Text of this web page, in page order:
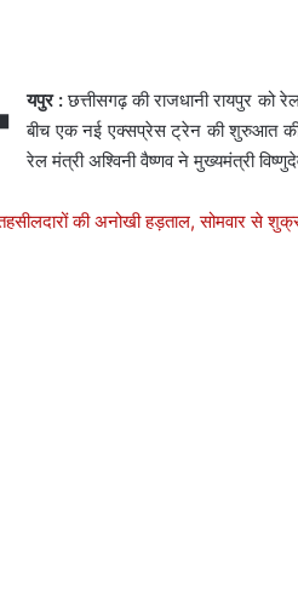
यपुर :छत्तीसगढ़ की राजधानी रायपुर को
बीच एक नई एक्सप्रेस ट्रेन की शुरुआत की
रेल मंत्री अश्विनी वैष्णव ने मुख्यमंत्री
की अनोखी हड़ताल, सोमवार से